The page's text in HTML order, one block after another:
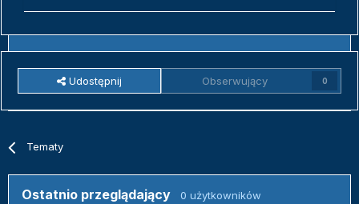
Udostępnij Obserwujący 0
Tematy
Ostatnio przeglądający 0 użytkowników